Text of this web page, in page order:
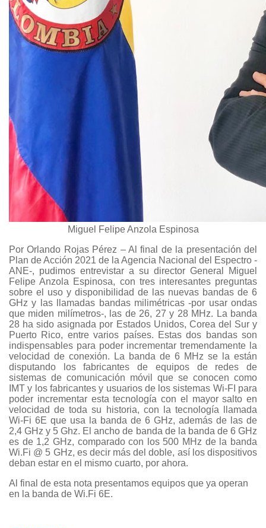
Miguel Felipe Anzola Espinosa
Por Orlando Rojas Pérez – Al final de la presentación del
Plan de Acción 2021 de la Agencia Nacional del Espectro -
ANE-, pudimos entrevistar a su director General Miguel
Felipe Anzola Espinosa, con tres interesantes preguntas
sobre el uso y disponibilidad de las nuevas bandas de 6
GHz y las llamadas bandas milimétricas -por usar ondas
que miden milímetros-, las de 26, 27 y 28 MHz. La banda
28 ha sido asignada por Estados Unidos, Corea del Sur y
Puerto Rico, entre varios países. Estas dos bandas son
indispensables para poder incrementar tremendamente la
velocidad de conexión. La banda de 6 MHz se la están
disputando los fabricantes de equipos de redes de
sistemas de comunicación móvil que se conocen como
IMT y los fabricantes y usuarios de los sistemas Wi-FI para
poder incrementar esta tecnología con el mayor salto en
velocidad de toda su historia, con la tecnología llamada
Wi-Fi 6E que usa la banda de 6 GHz, además de las de
2,4 GHz y 5 Ghz. El ancho de banda de la banda de 6 GHz
es de 1,2 GHz, comparado con los 500 MHz de la banda
Wi.Fi @ 5 GHz, es decir más del doble, así los dispositivos
deban estar en el mismo cuarto, por ahora.
Al final de esta nota presentamos equipos que ya operan
en la banda de Wi.Fi 6E.